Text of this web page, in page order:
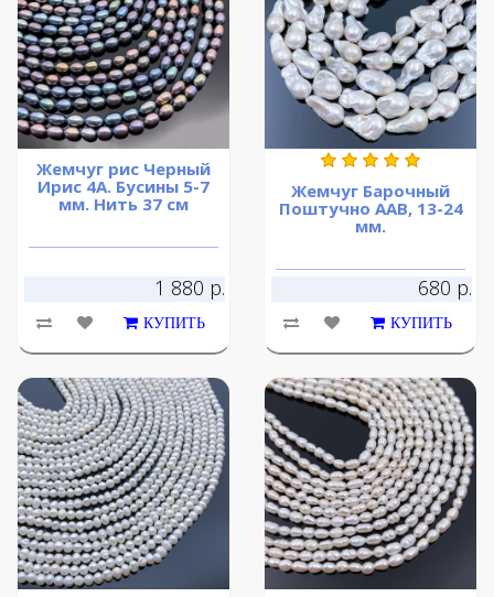
Жемчуг рис Черный
Ирис 4А. Бусины 5-7
мм. Нить 37 см
1 880 р.
КУПИТЬ
Жемчуг Барочный
Поштучно ААВ, 13-24
мм.
680 р.
КУПИТЬ